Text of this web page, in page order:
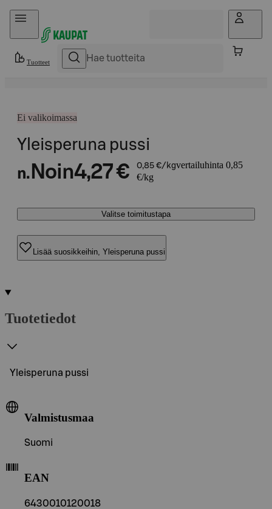
Hyppää sisältöön
Tuotteet
Ei valikoimassa
Yleisperuna pussi
n. Noin4,27 € 0,85 €/kgvertailuhinta 0,85
€/kg
Valitse toimitustapa
Lisää suosikkeihin, Yleisperuna pussi
Tuotetiedot
Yleisperuna pussi
Valmistusmaa
Suomi
EAN
6430010120018